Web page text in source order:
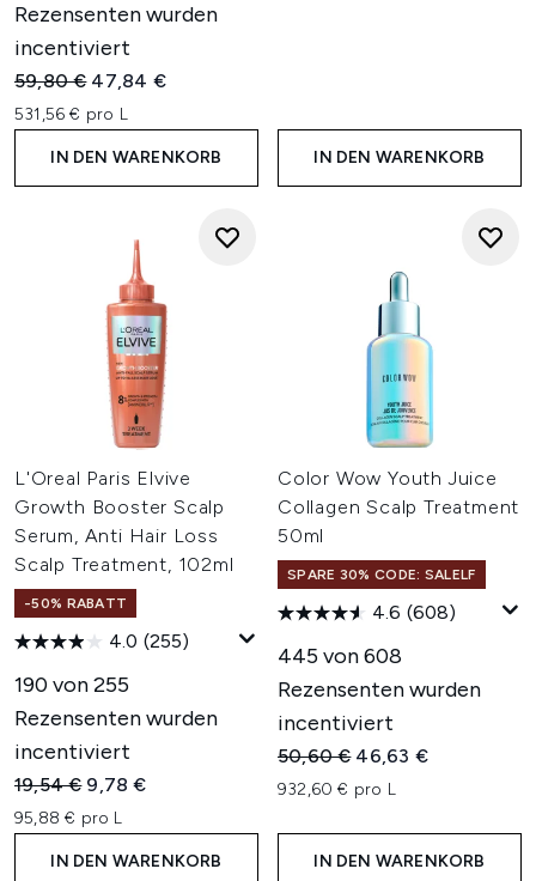
Rezensenten wurden
incentiviert
Unverbindliche Preisempfehlung:
59,80 € Aktueller Preis:
47,84 €
531,56 € pro L
IN DEN WARENKORB IN DEN WARENKORB
L'Oreal Paris Elvive
Growth Booster Scalp
Serum, Anti Hair Loss
Scalp Treatment, 102ml
-50% RABATT
4.0 (255)
190 von 255
Rezensenten wurden
incentiviert
Unverbindliche Preisempfehlung:
19,54 € Aktueller Preis:
9,78 €
95,88 € pro L
IN DEN WARENKORB
Color Wow Youth Juice
Collagen Scalp Treatment
50ml
SPARE 30% CODE: SALELF
4.6 (608)
445 von 608
Rezensenten wurden
incentiviert
Unverbindliche
50,60 € Aktueller Preis:
46,63 €
932,60 € pro L
IN DEN WARENKORB